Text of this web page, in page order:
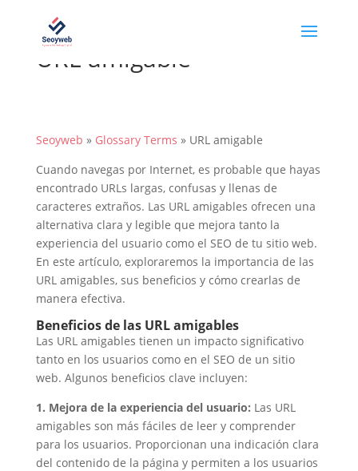
URL amigable
Seoyweb » Glossary Terms » URL amigable
Cuando navegas por Internet, es probable que hayas
encontrado URLs largas, confusas y llenas de
caracteres extraños. Las URL amigables ofrecen una
alternativa clara y legible que mejora tanto la
experiencia del usuario como el SEO de tu sitio web.
En este artículo, exploraremos la importancia de las
URL amigables, sus beneficios y cómo crearlas de
manera efectiva.
Beneficios de las URL amigables
Las URL amigables tienen un impacto significativo
tanto en los usuarios como en el SEO de un sitio
web. Algunos beneficios clave incluyen:
1. Mejora de la experiencia del usuario: Las URL
amigables son más fáciles de leer y comprender
para los usuarios. Proporcionan una indicación clara
del contenido de la página y permiten a los usuarios